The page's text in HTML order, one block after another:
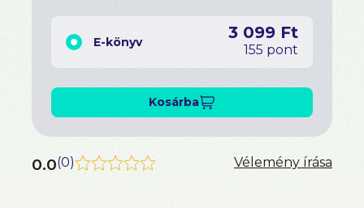
E-könyv 3 099 Ft
155 pont
Kosárba
0.0(0) Vélemény írása